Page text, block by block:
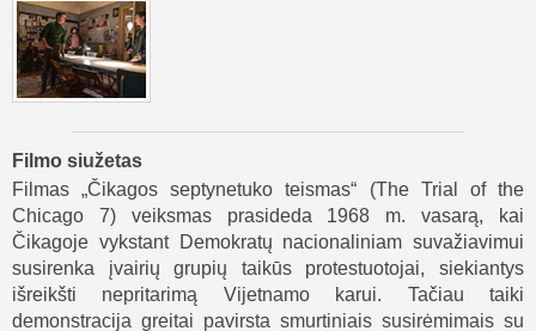
Filmo siužetas
Filmas „Čikagos septynetuko teismas“ (The Trial of the
Chicago 7) veiksmas prasideda 1968 m. vasarą, kai
Čikagoje vykstant Demokratų nacionaliniam suvažiavimui
susirenka įvairių grupių taikūs protestuotojai, siekiantys
išreikšti nepritarimą Vijetnamo karui. Tačiau taiki
demonstracija greitai pavirsta smurtiniais susirėmimais su